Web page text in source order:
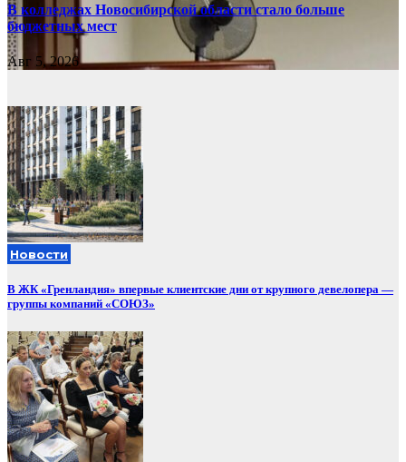
В колледжах Новосибирской области стало больше
бюджетных мест
Авг 5, 2026
Новости
В ЖК «Гренландия» впервые клиентские дни от крупного девелопера —
группы компаний «СОЮЗ»